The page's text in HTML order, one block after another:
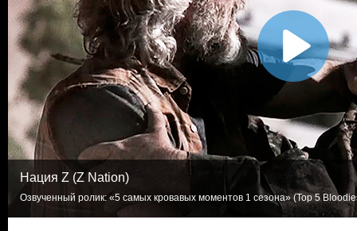
Нация Z (Z Nation)
Озвученный ролик: «5 самых кровавых моментов 1 сезона» (Top 5